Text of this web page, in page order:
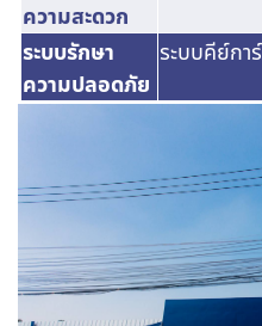
ความสะดวก
ระบบรักษา
ความปลอดภัย
ระบบคีย์กา